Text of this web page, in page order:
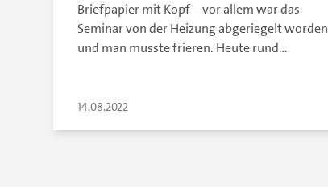
Briefpapier mit Kopf – vor allem war das
Seminar von der Heizung abgeriegelt worden
und man musste frieren. Heute rund…
14.08.2022